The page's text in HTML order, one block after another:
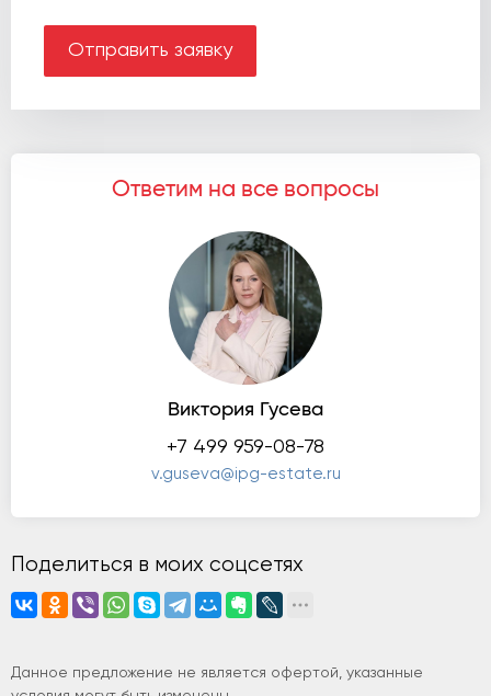
Отправить заявку
Ответим на все вопросы
Виктория Гусева
+7 499 959-08-78
v.guseva@ipg-estate.ru
Поделиться в моих соцсетях
Данное предложение не является офертой, указанные